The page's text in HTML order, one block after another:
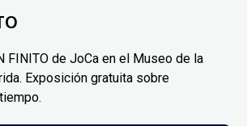
FINITO de JoCa en el Museo de la
Exposición gratuita sobre